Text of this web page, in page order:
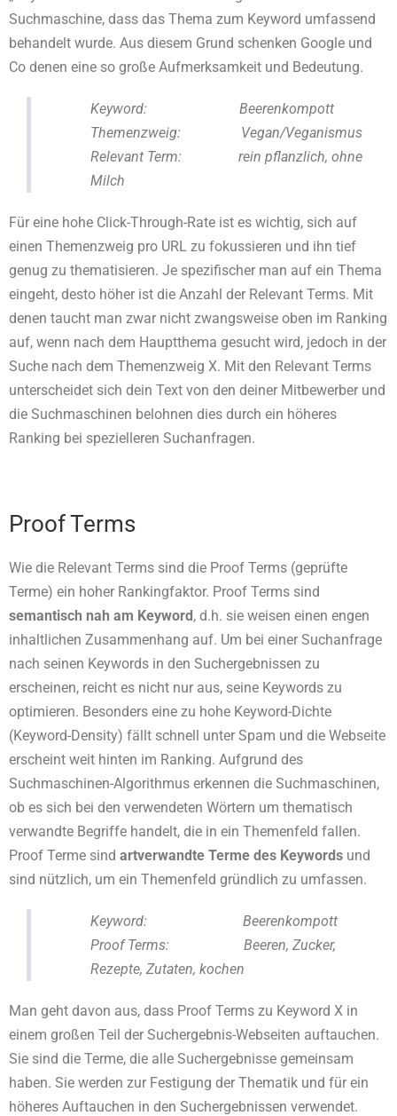
Suchmaschine, dass das Thema zum Keyword umfassend
behandelt wurde. Aus diesem Grund schenken Google und
Co denen eine so große Aufmerksamkeit und Bedeutung.
Keyword: Beerenkompott
Themenzweig: Vegan/Veganismus
Relevant Term: rein pflanzlich, ohne
Milch
Für eine hohe Click-Through-Rate ist es wichtig, sich auf
einen Themenzweig pro URL zu fokussieren und ihn tief
genug zu thematisieren. Je spezifischer man auf ein Thema
eingeht, desto höher ist die Anzahl der Relevant Terms. Mit
denen taucht man zwar nicht zwangsweise oben im Ranking
auf, wenn nach dem Hauptthema gesucht wird, jedoch in der
Suche nach dem Themenzweig X. Mit den Relevant Terms
unterscheidet sich dein Text von den deiner Mitbewerber und
die Suchmaschinen belohnen dies durch ein höheres
Ranking bei spezielleren Suchanfragen.
Proof Terms
Wie die Relevant Terms sind die Proof Terms (geprüfte
Terme) ein hoher Rankingfaktor. Proof Terms sind
semantisch nah am Keyword, d.h. sie weisen einen engen
inhaltlichen Zusammenhang auf. Um bei einer Suchanfrage
nach seinen Keywords in den Suchergebnissen zu
erscheinen, reicht es nicht nur aus, seine Keywords zu
optimieren. Besonders eine zu hohe Keyword-Dichte
(Keyword-Density) fällt schnell unter Spam und die Webseite
erscheint weit hinten im Ranking. Aufgrund des
Suchmaschinen-Algorithmus erkennen die Suchmaschinen,
ob es sich bei den verwendeten Wörtern um thematisch
verwandte Begriffe handelt, die in ein Themenfeld fallen.
Proof Terme sind artverwandte Terme des Keywords und
sind nützlich, um ein Themenfeld gründlich zu umfassen.
Keyword: Beerenkompott
Proof Terms: Beeren, Zucker,
Rezepte, Zutaten, kochen
Man geht davon aus, dass Proof Terms zu Keyword X in
einem großen Teil der Suchergebnis-Webseiten auftauchen.
Sie sind die Terme, die alle Suchergebnisse gemeinsam
haben. Sie werden zur Festigung der Thematik und für ein
höheres Auftauchen in den Suchergebnissen verwendet.